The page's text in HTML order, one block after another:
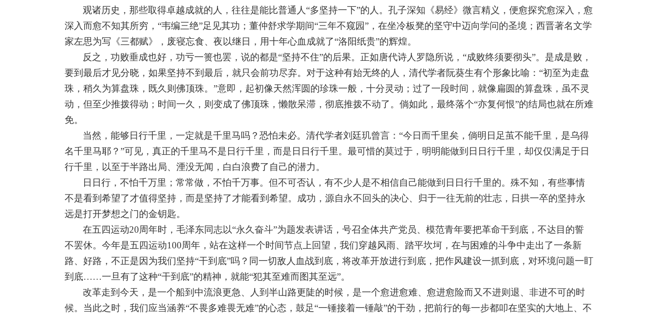
观诸历史，那些取得卓越成就的人，往往是能比普通人“多坚持一下”的人。孔子深知《易经》微言精义，便愈探究愈深入，愈
深入而愈不知其所穷，“韦编三绝”足见其功；董仲舒求学期间“三年不窥园”，在坐冷板凳的坚守中迈向学问的圣境；西晋著名文学
家左思为写《三都赋》，废寝忘食、夜以继日，用十年心血成就了“洛阳纸贵”的辉煌。
反之，功败垂成也好，功亏一篑也罢，说的都是“坚持不住”的后果。正如唐代诗人罗隐所说，“成败终须要彻头”。是成是败，
要到最后才见分晓，如果坚持不到最后，就只会前功尽弃。对于这种有始无终的人，清代学者阮葵生有个形象比喻：“初至为走盘
珠，稍久为算盘珠，既久则佛顶珠。”意即，起初像天然浑圆的珍珠一般，十分灵动；过了一段时间，就像扁圆的算盘珠，虽不灵
动，但至少推拨得动；时间一久，则变成了佛顶珠，懒散呆滞，彻底推拨不动了。倘如此，最终落个“亦复何恨”的结局也就在所难
免。
当然，能够日行千里，一定就是千里马吗？恐怕未必。清代学者刘廷玑曾言：“今日而千里矣，倘明日足茧不能千里，是乌得
名千里马耶？”可见，真正的千里马不是日行千里，而是日日行千里。最可惜的莫过于，明明能做到日日行千里，却仅仅满足于日
行千里，以至于半路出局、湮没无闻，白白浪费了自己的潜力。
日日行，不怕千万里；常常做，不怕千万事。但不可否认，有不少人是不相信自己能做到日日行千里的。殊不知，有些事情
不是看到希望了才值得坚持，而是坚持了才能看到希望。成功，源自永不回头的决心、归于一往无前的壮志，日拱一卒的坚持永
远是打开梦想之门的金钥匙。
在五四运动20周年时，毛泽东同志以“永久奋斗”为题发表讲话，号召全体共产党员、模范青年要把革命干到底，不达目的誓
不罢休。今年是五四运动100周年，站在这样一个时间节点上回望，我们穿越风雨、踏平坎坷，在与困难的斗争中走出了一条新
路、好路，不正是因为我们坚持“干到底”吗？同一切敌人血战到底，将改革开放进行到底，把作风建设一抓到底，对环境问题一盯
到底……一旦有了这种“干到底”的精神，就能“犯其至难而图其至远”。
改革走到今天，是一个船到中流浪更急、人到半山路更陡的时候，是一个愈进愈难、愈进愈险而又不进则退、非进不可的时
候。当此之时，我们应当涵养“不畏多难畏无难”的心态，鼓足“一锤接着一锤敲”的干劲，把前行的每一步都叩在坚实的大地上、不